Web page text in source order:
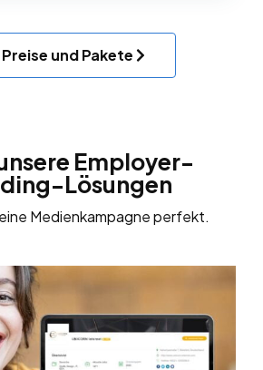
und Pakete
Employer-
Lösungen
Medienkampagne perfekt.